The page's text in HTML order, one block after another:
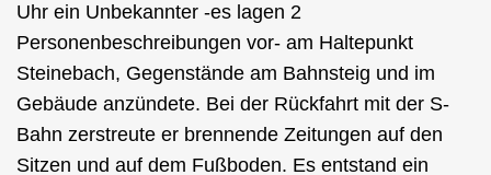
Uhr ein Unbekannter -es lagen 2
Personenbeschreibungen vor- am Haltepunkt
Steinebach, Gegenstände am Bahnsteig und im
Gebäude anzündete. Bei der Rückfahrt mit der S-
Bahn zerstreute er brennende Zeitungen auf den
Sitzen und auf dem Fußboden. Es entstand ein